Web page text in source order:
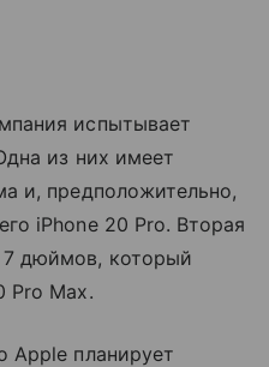
испытывает
из них имеет
и, предположительно,
iPhone 20 Pro. Вторая
дюймов, который
Pro Max.
Apple планирует